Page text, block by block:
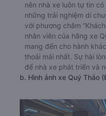
nên nhà xe luôn tự tin
những trải nghiệm di
với phương châm
nhân viên của hãng xe
mang đến cho hành
thoải mái nhất. Sự hài
để nhà xe phát triển và
b. Hình ảnh xe Quý Thảo